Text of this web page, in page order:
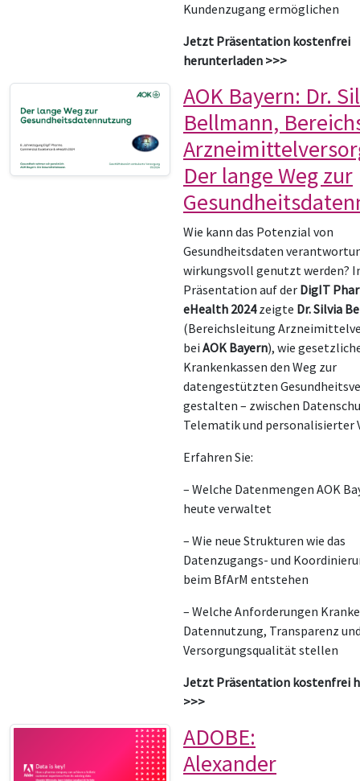
Kundenzugang ermöglichen
Jetzt Präsentation kostenfrei
herunterladen >>>
AOK Bayern: Dr.
Bellmann,
Der lange Weg zur
Wie kann das Potenzial von
Gesundheitsdaten
wirkungsvoll genutzt werden?
Präsentation auf der DigIT
eHealth 2024zeigte Dr. Silvia
(Bereichsleitung
bei AOK Bayern), wie
Krankenkassen den Weg zur
datengestützten
gestalten – zwischen
Telematik und personalisierter
Erfahren Sie:
– Welche Datenmengen AOK
heute verwaltet
– Wie neue Strukturen wie das
Datenzugangs- und
beim BfArM entstehen
– Welche Anforderungen
Datennutzung, Transparenz
Versorgungsqualität stellen
Jetzt Präsentation kostenfrei
>>>
ADOBE:
Alexander